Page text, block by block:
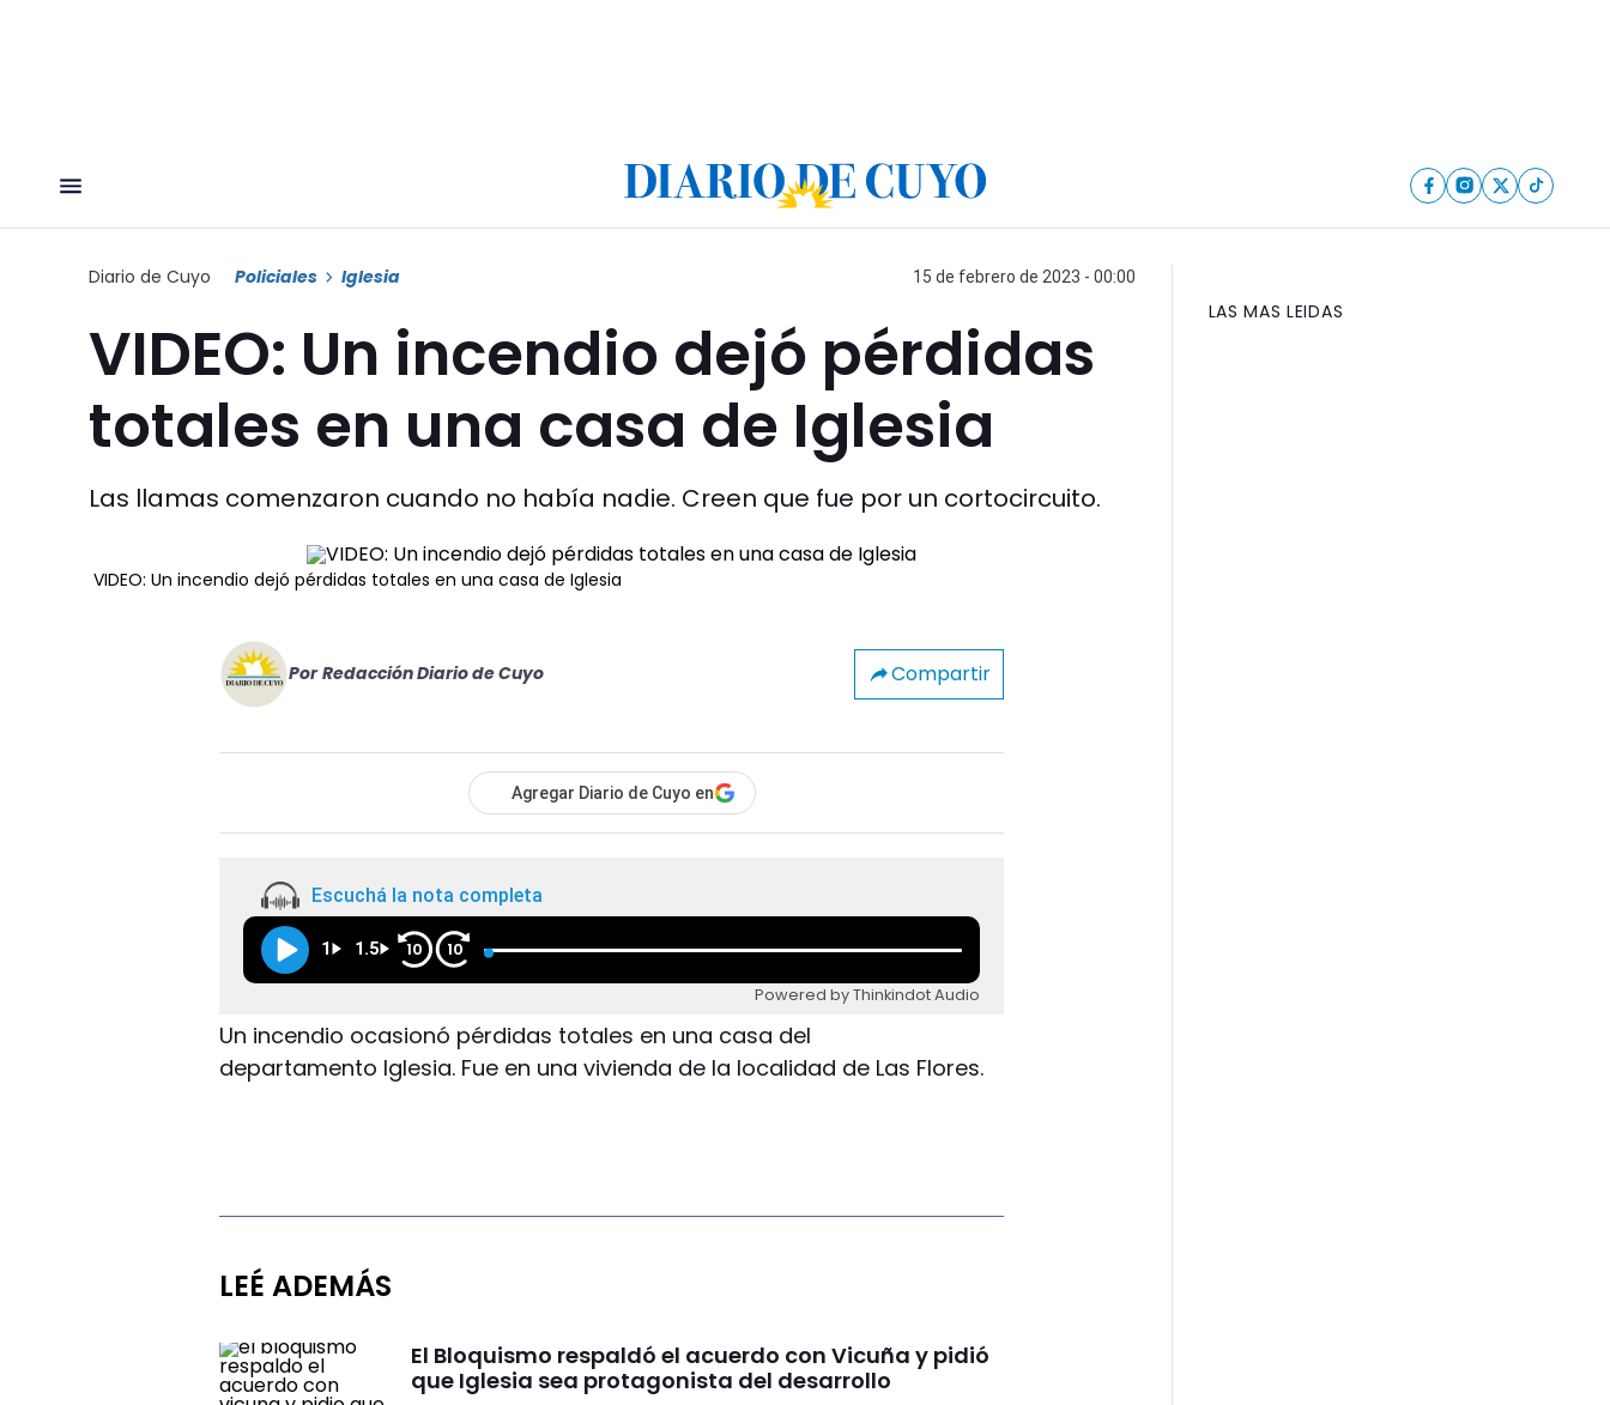
Diario de Cuyo Policiales Iglesia 15 de febrero de 2023 - 00:00
VIDEO: Un incendio dejó pérdidas
totales en una casa de Iglesia
Las llamas comenzaron cuando no había nadie. Creen que fue por un cortocircuito.
VIDEO: Un incendio dejó pérdidas totales en una casa de Iglesia
Por Redacción Diario de Cuyo Compartir
Agregar Diario de Cuyo en
Escuchá la nota completa
1 1.5 10 10
Powered by Thinkindot Audio
Un incendio ocasionó pérdidas totales en una casa del
departamento Iglesia. Fue en una vivienda de la localidad de Las Flores.
LEÉ ADEMÁS
El Bloquismo respaldó el acuerdo con Vicuña y pidió
que Iglesia sea protagonista del desarrollo
LAS MAS LEIDAS